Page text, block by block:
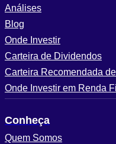
Análises
Blog
Onde Investir
Carteira de Dividendos
Carteira Recomendada
Onde Investir em Renda
Conheça
Quem Somos